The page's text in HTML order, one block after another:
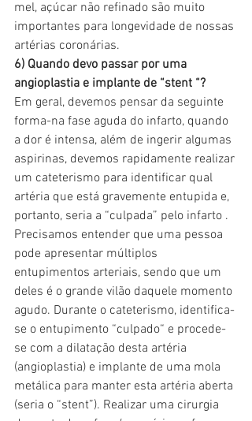
mel, açúcar não refinado são muito
importantes para longevidade de nossas
artérias coronárias.
6) Quando devo passar por uma
angioplastia e implante de “stent “?
Em geral, devemos pensar da seguinte
forma-na fase aguda do infarto, quando
a dor é intensa, além de ingerir algumas
aspirinas, devemos rapidamente realizar
um cateterismo para identificar qual
artéria que está gravemente entupida e,
portanto, seria a “culpada” pelo infarto .
Precisamos entender que uma pessoa
pode apresentar múltiplos
entupimentos arteriais, sendo que um
deles é o grande vilão daquele momento
agudo. Durante o cateterismo, identifica-
se o entupimento “culpado“ e procede-
se com a dilatação desta artéria
(angioplastia) e implante de uma mola
metálica para manter esta artéria aberta
(seria o “stent”). Realizar uma cirurgia